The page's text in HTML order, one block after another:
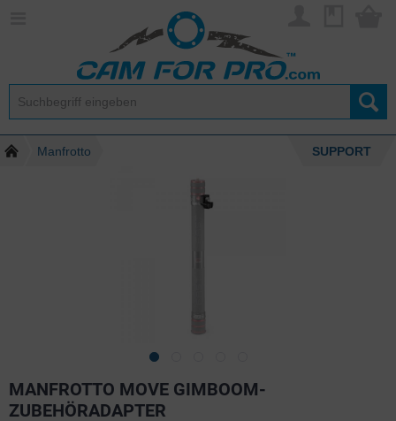
Manfrotto SUPPORT
MANFROTTO MOVE GIMBOOM-
ZUBEHÖRADAPTER